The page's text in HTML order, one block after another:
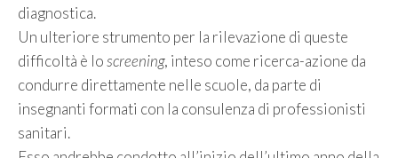
diagnostica.
Un ulteriore strumento per la rilevazione di queste
difficoltà è loscreening, inteso come ricerca-azione da
condurre direttamente nelle scuole, da parte di
insegnanti formati con la consulenza di professionisti
sanitari.